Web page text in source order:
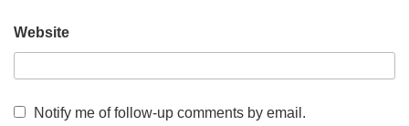
Website
Notify me of follow-up comments by email.